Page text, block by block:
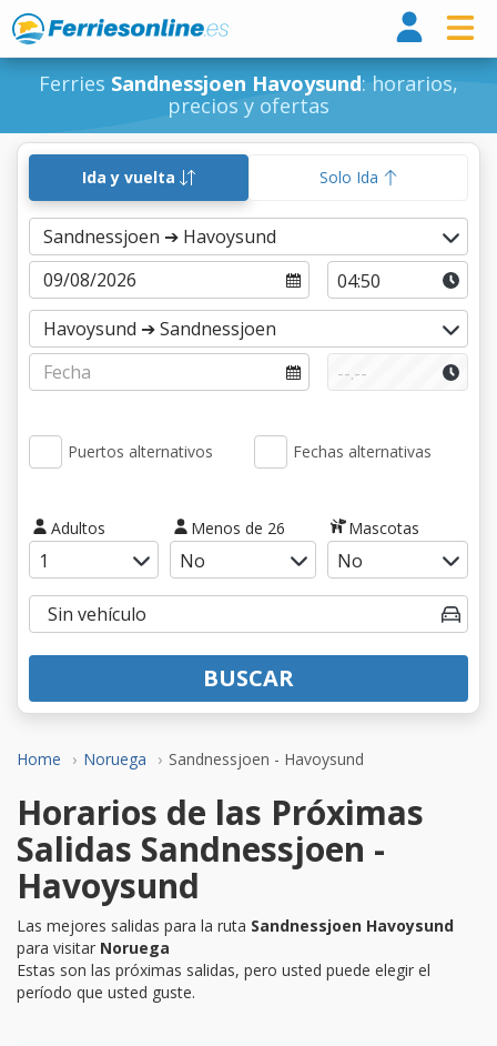
Ferries Sandnessjoen Havoysund: horarios,
precios y ofertas
Home Noruega Sandnessjoen - Havoysund
Ida y vuelta Solo Ida
Puertos alternativos Fechas alternativas
Adultos Menos de 26 Mascotas
BUSCAR
Horarios de las Próximas
Salidas Sandnessjoen -
Havoysund
Las mejores salidas para la ruta Sandnessjoen Havoysund
para visitar Noruega
Estas son las próximas salidas, pero usted puede elegir el
período que usted guste.